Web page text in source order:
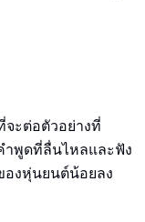
จะต่อตัวอย่างที่
าพูดที่ลื่นไหลและฟัง
องหุ่นยนต์น้อยลง